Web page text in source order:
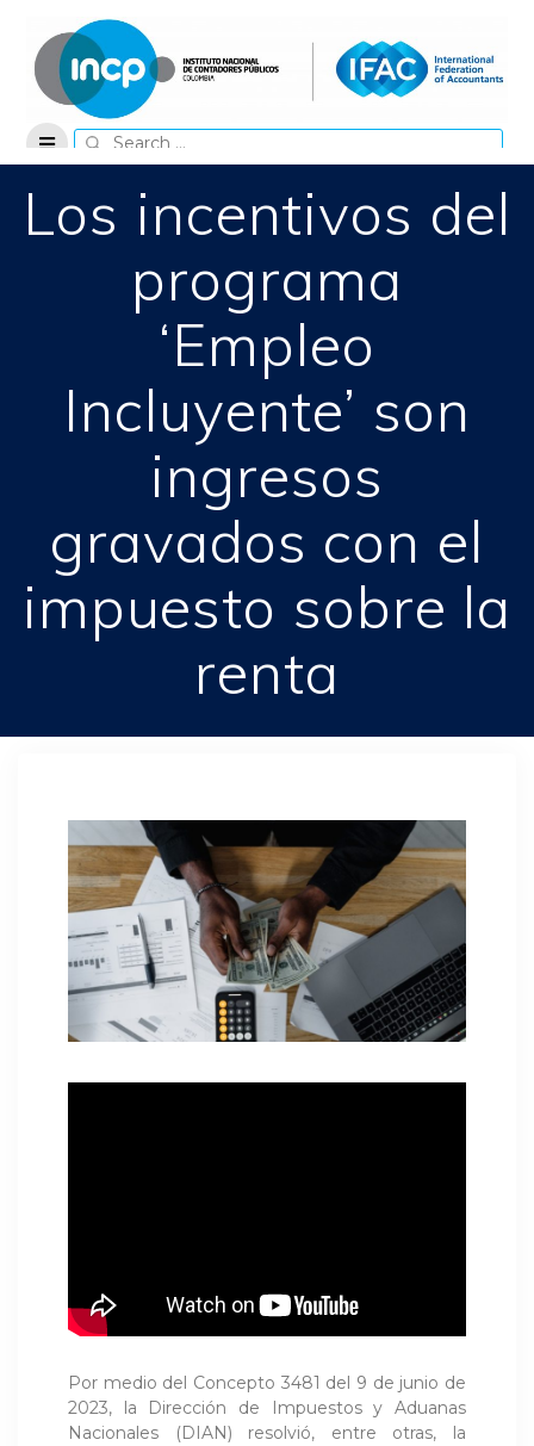
content
Search
for:
Los incentivos del
programa
‘Empleo
Incluyente’ son
ingresos
gravados con el
impuesto sobre la
renta
Por medio del Concepto 3481 del 9 de junio de
2023, la Dirección de Impuestos y Aduanas
Nacionales (DIAN) resolvió, entre otras, la